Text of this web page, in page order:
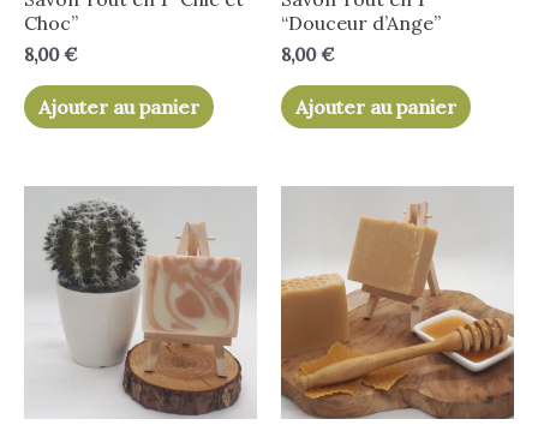
Choc”
8,00€
Ajouter au panier
“Douceur d’Ange”
8,00€
Ajouter au panier